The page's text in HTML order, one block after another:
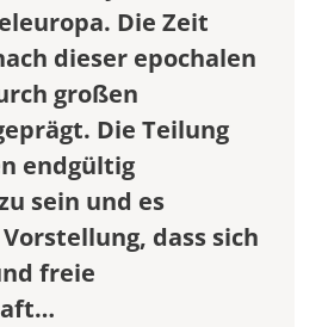
Die Zeit
dieser epochalen
großen
Die Teilung
endgültig
sein und es
dass sich
freie